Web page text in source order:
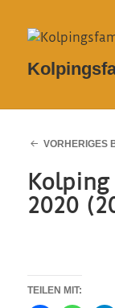
VORHERIGES
2020
TEILEN MIT: